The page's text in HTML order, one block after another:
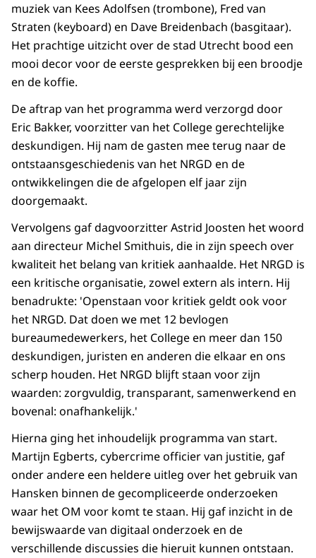
muziek van Kees Adolfsen (trombone), Fred van
Straten (keyboard) en Dave Breidenbach (basgitaar).
Het prachtige uitzicht over de stad Utrecht bood een
mooi decor voor de eerste gesprekken bij een broodje
en de koffie.
De aftrap van het programma werd verzorgd door
Eric Bakker, voorzitter van het College gerechtelijke
deskundigen. Hij nam de gasten mee terug naar de
ontstaansgeschiedenis van het NRGD en de
ontwikkelingen die de afgelopen elf jaar zijn
doorgemaakt.
Vervolgens gaf dagvoorzitter Astrid Joosten het woord
aan directeur Michel Smithuis, die in zijn speech over
kwaliteit het belang van kritiek aanhaalde. Het NRGD is
een kritische organisatie, zowel extern als intern. Hij
benadrukte: 'Openstaan voor kritiek geldt ook voor
het NRGD. Dat doen we met 12 bevlogen
bureaumedewerkers, het College en meer dan 150
deskundigen, juristen en anderen die elkaar en ons
scherp houden. Het NRGD blijft staan voor zijn
waarden: zorgvuldig, transparant, samenwerkend en
bovenal: onafhankelijk.'
Hierna ging het inhoudelijk programma van start.
Martijn Egberts, cybercrime officier van justitie, gaf
onder andere een heldere uitleg over het gebruik van
Hansken binnen de gecompliceerde onderzoeken
waar het OM voor komt te staan. Hij gaf inzicht in de
bewijswaarde van digitaal onderzoek en de
verschillende discussies die hieruit kunnen ontstaan.